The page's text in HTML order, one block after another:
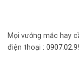
Mọi vướng mắc hay
điện thoại :